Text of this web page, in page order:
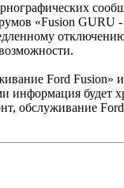
«Fusion
Ford Fusion»
будет
обслуживание